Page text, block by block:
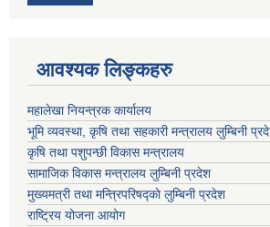
आवश्यक लिङ्कहरु
महालेखा नियन्त्रक कार्यालय
भूमि व्यवस्था, कृषि तथा सहकारी मन्त्रालय लुम्बिनी
कृषि तथा पशुपन्छी विकास मन्त्रालय
सामाजिक विकास मन्त्रालय लुम्बिनी प्रदेश
मुख्यमत्री तथा मन्त्रिपरिषद्काे लुम्बिनी प्रदेश
राष्ट्रिय योजना आयोग